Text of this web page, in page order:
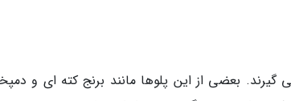
بعضی از این پلوها مانند برنج کته ای و